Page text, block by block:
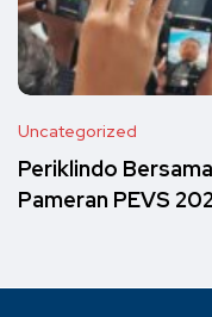
Uncategorized
Periklindo
Pameran PEVS